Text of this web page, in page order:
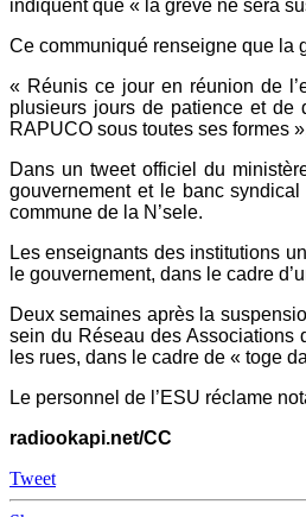
indiquent que « la grève ne sera
Ce communiqué renseigne que la
« Réunis ce jour en réunion de
plusieurs jours de patience et de
RAPUCO sous toutes ses formes
Dans un tweet officiel du
gouvernement et le banc
commune de la N’sele.
Les enseignants des institutions
le gouvernement, dans le cadre
Deux semaines après la
sein du Réseau des Associations
les rues, dans le cadre de « toge
Le personnel de l’ESU réclame
radiookapi.net/CC
Tweet